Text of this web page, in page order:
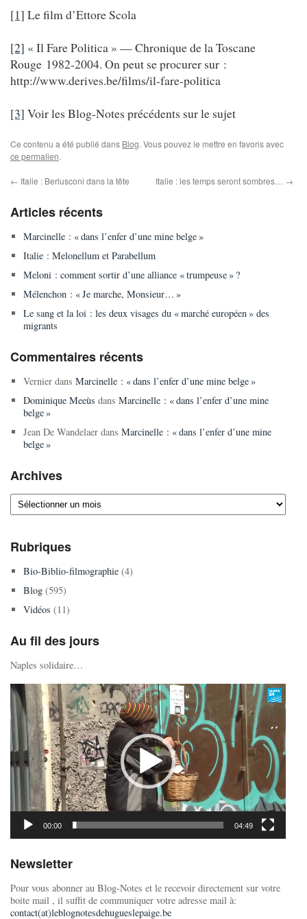
[1] Le film d’Ettore Scola
[2] « Il Fare Politica » — Chronique de la Toscane
Rouge 1982-2004. On peut se procurer sur :
http://www.derives.be/films/il-fare-politica
[3] Voir les Blog-Notes précédents sur le sujet
Ce contenu a été publié dans Blog. Vous pouvez le mettre en favoris avec
ce permalien.
← Italie : Berlusconi dans la tête Italie : les temps seront sombres… →
Articles récents
Marcinelle : « dans l’enfer d’une mine belge »
Italie : Melonellum et Parabellum
Meloni : comment sortir d’une alliance « trumpeuse » ?
Mélenchon : « Je marche, Monsieur… »
Le sang et la loi : les deux visages du « marché européen » des
migrants
Commentaires récents
Vernierdans Marcinelle : « dans l’enfer d’une mine belge »
Dominique Meeùs dans Marcinelle : « dans l’enfer d’une mine
belge »
Jean De Wandelaerdans Marcinelle : « dans l’enfer d’une mine
belge »
Archives
Archives
Rubriques
Bio-Biblio-filmographie(4)
Blog(595)
Vidéos (11)
Au fil des jours
Naples solidaire…
Lecteur
vidéo
00:00 04:49
Newsletter
Pour vous abonner au Blog-Notes et le recevoir directement sur votre
boite mail , il suffit de communiquer votre adresse mail à:
contact(at)leblognotesdehugueslepaige.be